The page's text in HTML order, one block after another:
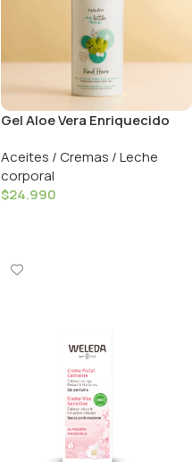
Gel Aloe Vera Enriquecido
Aceites / Cremas / Leche
corporal
$24.990